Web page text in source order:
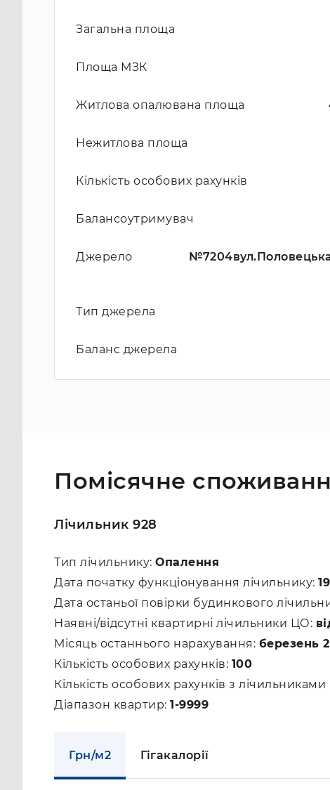
Загальна площа
Площа МЗК
Житлова опалювана площа
Нежитлова площа
Кількість особових рахунків
Балансоутримувач
Джерело
Тип джерела
Баланс джерела
Помісячне
Лічильник 928
Тип лічильнику: Опалення
Дата початку функціонування лічильнику:
Дата останьої повірки будинкового
Наявні/відсутні квартирні лічильники ЦО:
Місяць останнього нарахування: березень
Кількість особових рахунків: 100
Кількість особових рахунків з
Діапазон квартир: 1-9999
Грн/м2 Гігакалорії